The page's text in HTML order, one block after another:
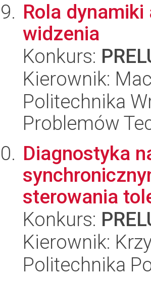
Rola
widzenia
Konkurs:
Kierownik:
Politechnika
Problemów
Diagnostyka
sterowania
Konkurs:
Kierownik:
Politechnika